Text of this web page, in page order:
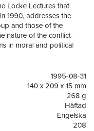
Locke Lectures that
1990, addresses the
and those of the
nature of the conflict -
in moral and political
is the essential task
1995-08-31
140 x 209 x 15 mm
268 g
Häftad
Engelska
208